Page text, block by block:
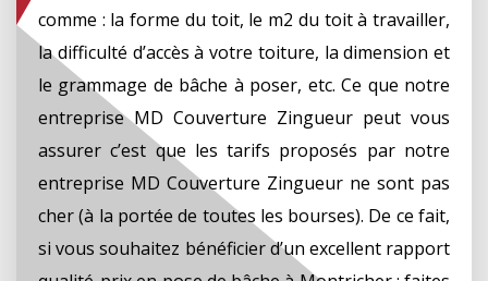
comme : la forme du toit, le m2 du toit à travailler,
la difficulté d’accès à votre toiture, la dimension et
le grammage de bâche à poser, etc. Ce que notre
entreprise MD Couverture Zingueur peut vous
assurer c’est que les tarifs proposés par notre
entreprise MD Couverture Zingueur ne sont pas
cher (à la portée de toutes les bourses). De ce fait,
si vous souhaitez bénéficier d’un excellent rapport